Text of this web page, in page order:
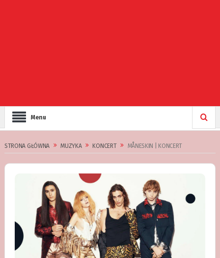
Menu
STRONA GŁÓWNA MUZYKA KONCERT MÅNESKIN | KONCERT